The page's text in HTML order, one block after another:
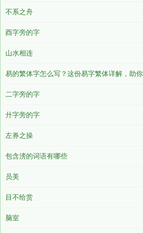
不系之舟
酉字旁的字
山水相连
二字旁的字
廾字旁的字
左券之操
包含滂的词语有哪些
员美
目不给赏
脑室